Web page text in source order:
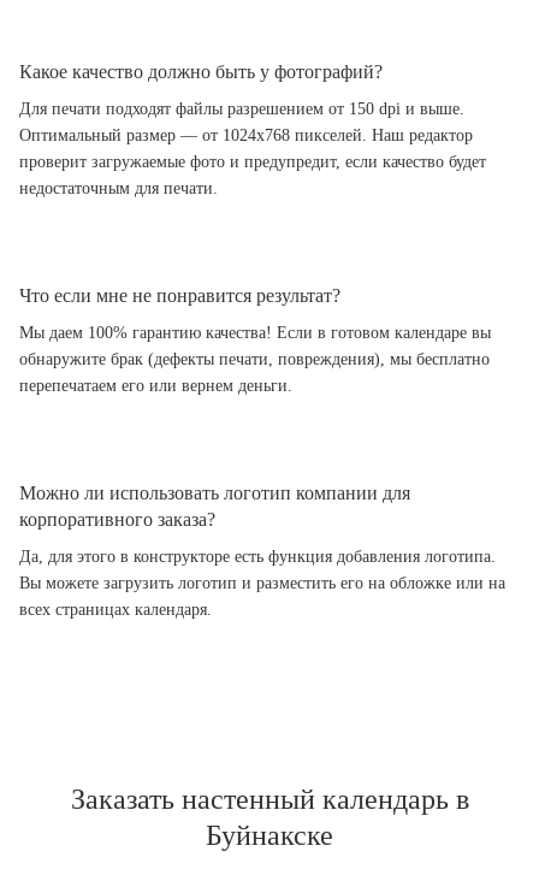
Какое качество должно быть у фотографий?
Для печати подходят файлы разрешением от 150 dpi и выше.
Оптимальный размер — от 1024x768 пикселей. Наш редактор
проверит загружаемые фото и предупредит, если качество будет
недостаточным для печати.
Что если мне не понравится результат?
Мы даем 100% гарантию качества! Если в готовом календаре вы
обнаружите брак (дефекты печати, повреждения), мы бесплатно
перепечатаем его или вернем деньги.
Можно ли использовать логотип компании для
корпоративного заказа?
Да, для этого в конструкторе есть функция добавления логотипа.
Вы можете загрузить логотип и разместить его на обложке или на
всех страницах календаря.
Заказать настенный календарь в
Буйнакске